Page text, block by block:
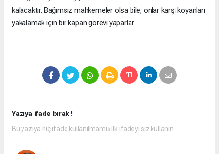
kalacaktır. Bağımsız mahkemeler olsa bile, onlar karşı koyanları
yakalamak için bir kapan görevi yaparlar.
Yazıya ifade bırak !
Bu yazıya hiç ifade kullanılmamış ilk ifadeyi siz kullanın.